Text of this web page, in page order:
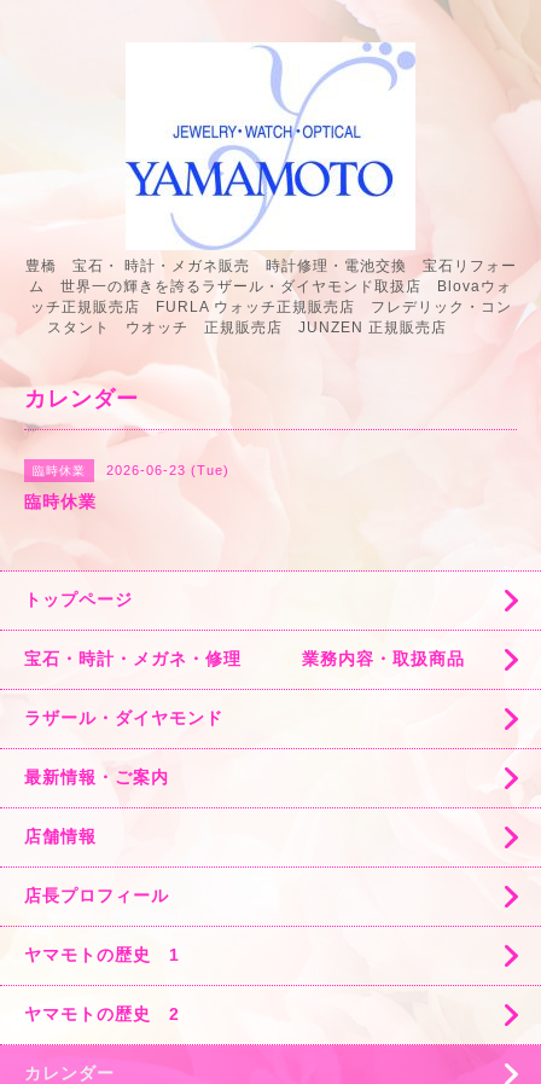
豊橋 宝石・ 時計・メガネ販売 時計修理・電池交換 宝石リフォー
ム 世界一の輝きを誇るラザール・ダイヤモンド取扱店 Blovaウォ
ッチ正規販売店 FURLA ウォッチ正規販売店 フレデリック・コン
スタント ウオッチ 正規販売店 JUNZEN 正規販売店
カレンダー
臨時休業 2026-06-23 (Tue)
臨時休業
トップページ
宝石・時計・メガネ・修理 業務内容・取扱商品
ラザール・ダイヤモンド
最新情報・ご案内
店舗情報
店長プロフィール
ヤマモトの歴史 1
ヤマモトの歴史 2
カレンダー